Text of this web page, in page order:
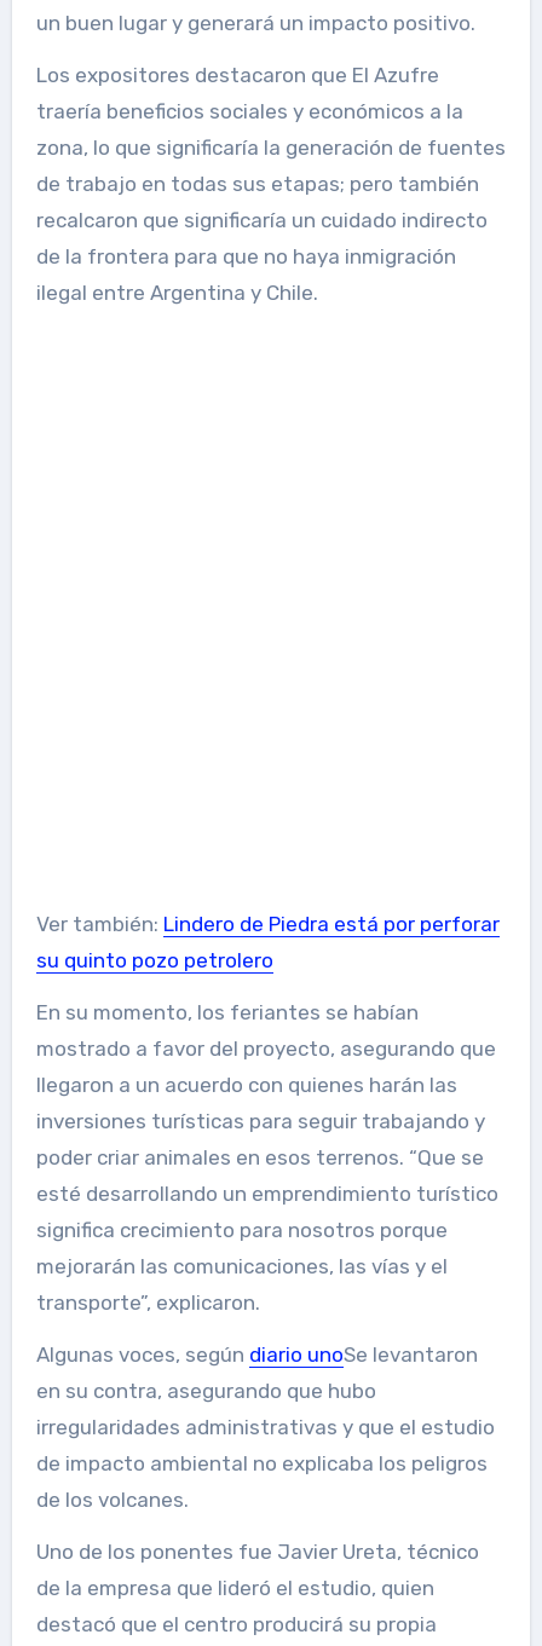
un buen lugar y generará un impacto positivo.
Los expositores destacaron que El Azufre
traería beneficios sociales y económicos a la
zona, lo que significaría la generación de fuentes
de trabajo en todas sus etapas; pero también
recalcaron que significaría un cuidado indirecto
de la frontera para que no haya inmigración
ilegal entre Argentina y Chile.
Ver también: Lindero de Piedra está por perforar
su quinto pozo petrolero
En su momento, los feriantes se habían
mostrado a favor del proyecto, asegurando que
llegaron a un acuerdo con quienes harán las
inversiones turísticas para seguir trabajando y
poder criar animales en esos terrenos. “Que se
esté desarrollando un emprendimiento turístico
significa crecimiento para nosotros porque
mejorarán las comunicaciones, las vías y el
transporte”, explicaron.
Algunas voces, según diario unoSe levantaron
en su contra, asegurando que hubo
irregularidades administrativas y que el estudio
de impacto ambiental no explicaba los peligros
de los volcanes.
Uno de los ponentes fue Javier Ureta, técnico
de la empresa que lideró el estudio, quien
destacó que el centro producirá su propia